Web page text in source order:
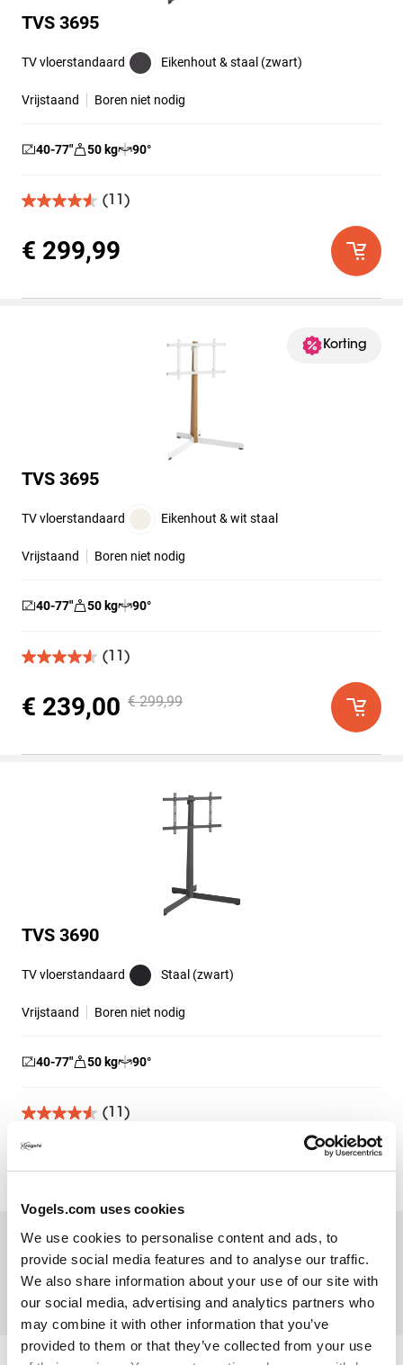
Vogels.com uses cookies
We use cookies to personalise content and ads, to
provide social media features and to analyse our traffic.
We also share information about your use of our site with
our social media, advertising and analytics partners who
may combine it with other information that you’ve
provided to them or that they’ve collected from your use
TVS 3695
TV vloerstandaard Eikenhout & staal (zwart)
Vrijstaand Boren niet nodig
40-77″ 50 kg 90°
(11)
4.5
de
5
11
€ 299,99
Korting
TVS 3695
TV vloerstandaard Eikenhout & wit staal
Vrijstaand Boren niet nodig
40-77″ 50 kg 90°
(11)
4.5
de
5
11
€ 239,00 € 299,99
TVS 3690
TV vloerstandaard Staal (zwart)
Vrijstaand Boren niet nodig
40-77″ 50 kg 90°
(11)
4.5
van
de
5
11
€ 249,99